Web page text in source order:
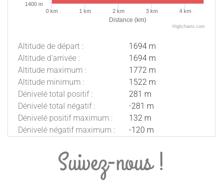
Distance (km)
0 km 1 km 2 km 3 km 4 km
1400 m
Highcharts.com
Altitude de départ :
1694 m
Altitude d'arrivée :
1694 m
Altitude maximum :
1772 m
Altitude minimum :
1522 m
Dénivelé total positif :
281 m
Dénivelé total négatif :
-281 m
Dénivelé positif maximum :
132 m
Dénivelé négatif maximum :
-120 m
Suivez-nous !